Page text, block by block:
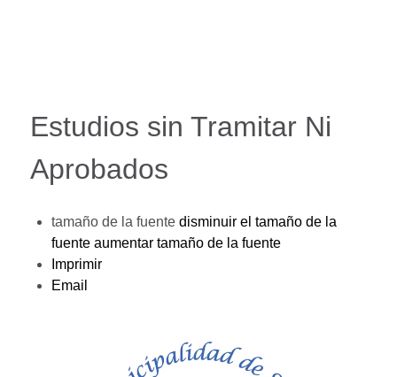
Estudios sin Tramitar Ni
Aprobados
tamaño de la fuente disminuir el tamaño de la
fuente aumentar tamaño de la fuente
Imprimir
Email